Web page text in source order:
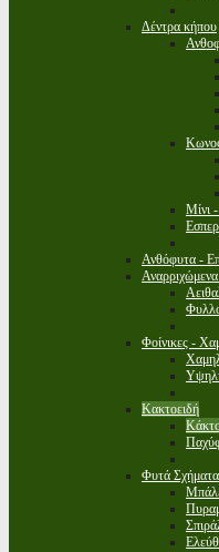
Δέντρα κήπου
Μίνι
Ανθόφυτα -
Φοίνικες -
Κακτοειδή
Φυτά Σχήματα